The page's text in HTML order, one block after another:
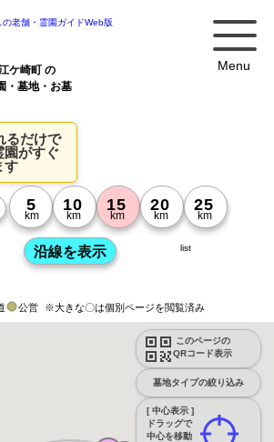
Menu
の老舗・霊園ガイドWeb版
ケ崎町 の
・墓地・お墓
るだけで
園がすぐ
す
公営 ※大きな〇は個別ページを閲覧済み
このページの
QRコード表示
墓地タイプの絞り込み
[ 中心表示 ]
ドラッグで
中心を移動
list